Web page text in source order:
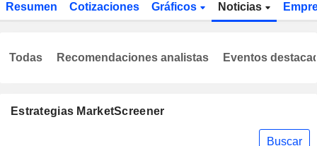
Resumen Cotizaciones Gráficos Noticias
Estrategias MarketScreener
Buscar
Todas Recomendaciones analistas Eventos